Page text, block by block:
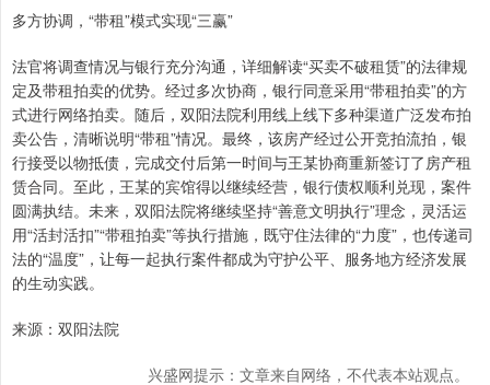
多方协调，“带租”模式实现“三赢”
法官将调查情况与银行充分沟通，详细解读“买卖不破租赁”的法律规
定及带租拍卖的优势。经过多次协商，银行同意采用“带租拍卖”的方
式进行网络拍卖。随后，双阳法院利用线上线下多种渠道广泛发布拍
卖公告，清晰说明“带租”情况。最终，该房产经过公开竞拍流拍，银
行接受以物抵债，完成交付后第一时间与王某协商重新签订了房产租
赁合同。至此，王某的宾馆得以继续经营，银行债权顺利兑现，案件
圆满执结。未来，双阳法院将继续坚持“善意文明执行”理念，灵活运
用“活封活扣”“带租拍卖”等执行措施，既守住法律的“力度”，也传递司
法的“温度”，让每一起执行案件都成为守护公平、服务地方经济发展
的生动实践。
来源：双阳法院
兴盛网提示：文章来自网络，不代表本站观点。